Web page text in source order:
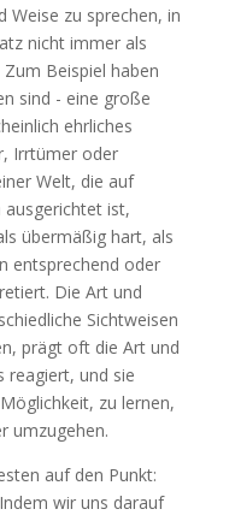
Weise zu sprechen, in
nicht immer als
Beispiel haben
sind - eine große
ehrliches
Irrtümer oder
Welt, die auf
ist,
übermäßig hart, als
entsprechend oder
Die Art und
Sichtweisen
prägt oft die Art und
reagiert, und sie
zu lernen,
umzugehen.
auf den Punkt:
wir uns darauf